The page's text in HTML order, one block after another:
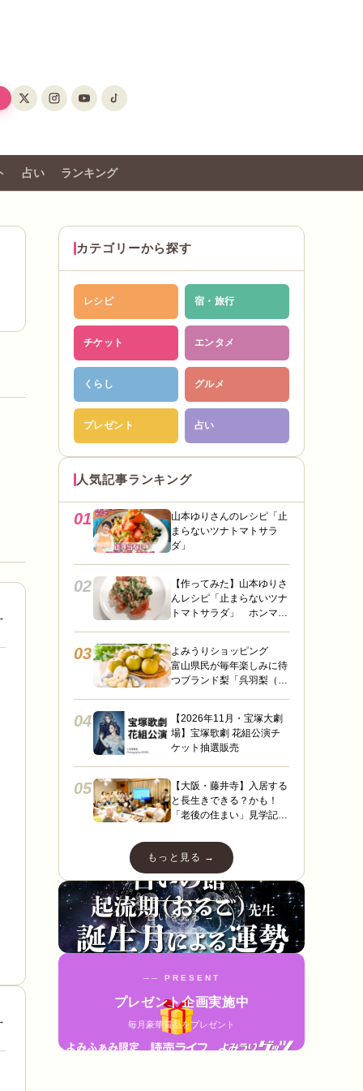
占い ランキング
カテゴリーから探す
レシピ 宿・旅行
チケット エンタメ
くらし グルメ
プレゼント 占い
人気記事ランキング
01
山本ゆりさんのレシピ「止
まらないツナトマトサラ
ダ」
02
【作ってみた】山本ゆりさ
んレシピ「止まらないツナ
トマトサラダ」 ホンマに
03
よみうりショッピング
富山県民が毎年楽しみに待
つブランド梨「呉羽梨（幸
04
【2026年11月・宝塚大劇
場】宝塚歌劇 花組公演チ
ケット抽選販売
05
【大阪・藤井寺】入居する
と長生きできる？かも！
「老後の住まい」見学記
山
もっと見る →
占いを見る →
── PRESENT
プレゼント企画実施中
毎月豪華賞品をプレゼント